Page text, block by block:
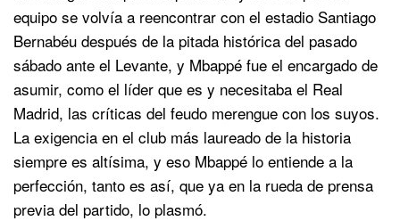
equipo se volvía a reencontrar con el estadio Santiago
Bernabéu después de la pitada histórica del pasado
sábado ante el Levante, y Mbappé fue el encargado de
asumir, como el líder que es y necesitaba el Real
Madrid, las críticas del feudo merengue con los suyos.
La exigencia en el club más laureado de la historia
siempre es altísima, y eso Mbappé lo entiende a la
perfección, tanto es así, que ya en la rueda de prensa
previa del partido, lo plasmó.